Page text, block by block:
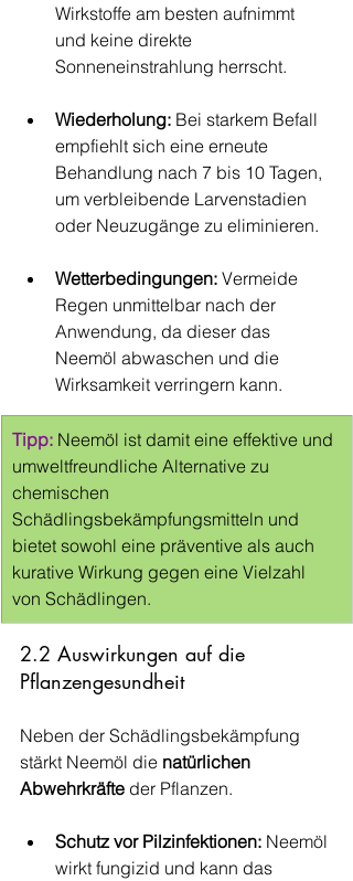
Wirkstoffe am besten aufnimmt
und keine direkte
Sonneneinstrahlung herrscht.
Wiederholung: Bei starkem Befall
empfiehlt sich eine erneute
Behandlung nach 7 bis 10 Tagen,
um verbleibende Larvenstadien
oder Neuzugänge zu eliminieren.
Wetterbedingungen: Vermeide
Regen unmittelbar nach der
Anwendung, da dieser das
Neemöl abwaschen und die
Wirksamkeit verringern kann.
Tipp: Neemöl ist damit eine effektive und
umweltfreundliche Alternative zu
chemischen
Schädlingsbekämpfungsmitteln und
bietet sowohl eine präventive als auch
kurative Wirkung gegen eine Vielzahl
von Schädlingen.
2.2 Auswirkungen auf die
Pflanzengesundheit
Neben der Schädlingsbekämpfung
stärkt Neemöl die natürlichen
Abwehrkräfte der Pflanzen.
Schutz vor Pilzinfektionen: Neemöl
wirkt fungizid und kann das